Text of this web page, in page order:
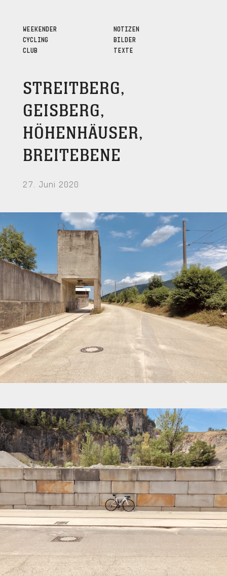
WEEKENDER
CYCLING
CLUB
NOTIZEN
BILDER
TEXTE
STREITBERG,
GEISBERG,
HÖHENHÄUSER,
BREITEBENE
27. Juni 2020